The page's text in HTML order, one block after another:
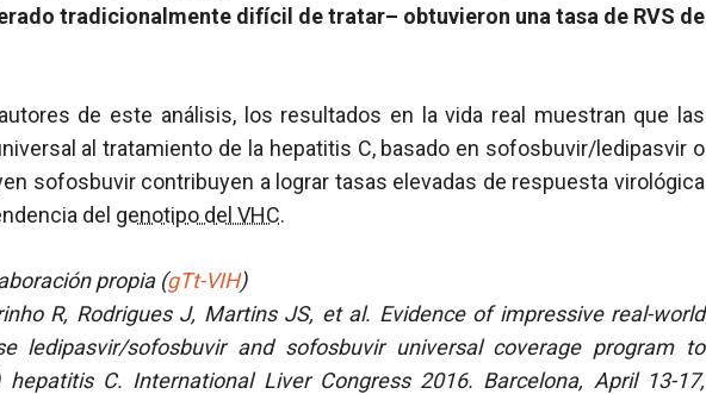
tradicionalmente difícil de tratar– obtuvieron una tasa de RVS de
de este análisis, los resultados en la vida real muestran que las
al tratamiento de la hepatitis C, basado en sofosbuvir/ledipasvir o
sofosbuvir contribuyen a lograr tasas elevadas de respuesta virológica
del genotipo del VHC.
propia (gTt-VIH)
R, Rodrigues J, Martins JS, et al. Evidence of impressive real-world
ledipasvir/sofosbuvir and sofosbuvir universal coverage program to
C. International Liver Congress 2016. Barcelona, April 13-17,